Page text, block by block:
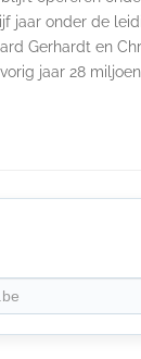
jaar onder de
Gerhardt en
jaar 28